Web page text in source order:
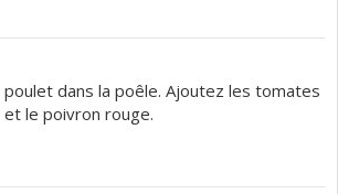
dans la poêle. Ajoutez les tomates
et le poivron rouge.